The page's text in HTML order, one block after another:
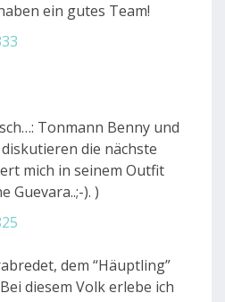
ein gutes Team!
Tonmann Benny und
die nächste
mich in seinem Outfit
Guevara..;-). )
dem “Häuptling”
diesem Volk erlebe ich